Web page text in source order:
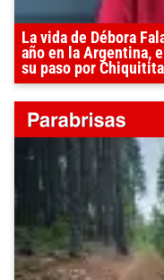
La vida de Débora
año en la Argentina,
su paso por